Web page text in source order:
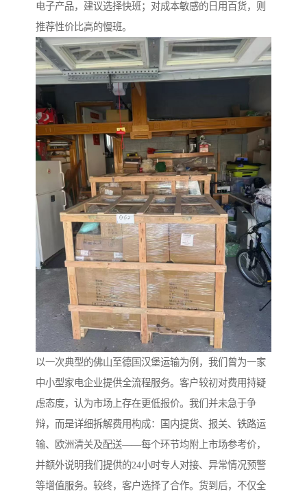
电子产品，建议选择快班；对成本敏感的日用百货，则
推荐性价比高的慢班。
以一次典型的佛山至德国汉堡运输为例，我们曾为一家
中小型家电企业提供全流程服务。客户较初对费用持疑
虑态度，认为市场上存在更低报价。我们并未急于争
辩，而是详细拆解费用构成：国内提货、报关、铁路运
输、欧洲清关及配送——每个环节均附上市场参考价，
并额外说明我们提供的24小时专人对接、异常情况预警
等增值服务。较终，客户选择了合作。货到后，不仅全